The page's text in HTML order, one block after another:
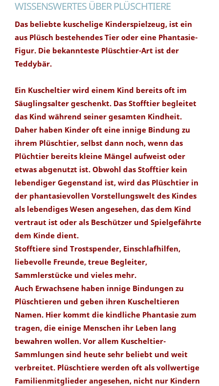
WISSENSWERTES ÜBER PLÜSCHTIERE
Das beliebte kuschelige Kinderspielzeug, ist ein
aus Plüsch bestehendes Tier oder eine Phantasie-
Figur. Die bekannteste Plüschtier-Art ist der
Teddybär.
Ein Kuscheltier wird einem Kind bereits oft im
Säuglingsalter geschenkt. Das Stofftier begleitet
das Kind während seiner gesamten Kindheit.
Daher haben Kinder oft eine innige Bindung zu
ihrem Plüschtier, selbst dann noch, wenn das
Plüchtier bereits kleine Mängel aufweist oder
etwas abgenutzt ist. Obwohl das Stofftier kein
lebendiger Gegenstand ist, wird das Plüschtier in
der phantasievollen Vorstellungswelt des Kindes
als lebendiges Wesen angesehen, das dem Kind
vertraut ist oder als Beschützer und Spielgefährte
dem Kinde dient.
Stofftiere sind Trostspender, Einschlafhilfen,
liebevolle Freunde, treue Begleiter,
Sammlerstücke und vieles mehr.
Auch Erwachsene haben innige Bindungen zu
Plüschtieren und geben ihren Kuscheltieren
Namen. Hier kommt die kindliche Phantasie zum
tragen, die einige Menschen ihr Leben lang
bewahren wollen. Vor allem Kuscheltier-
Sammlungen sind heute sehr beliebt und weit
verbreitet. Plüschtiere werden oft als vollwertige
Familienmitglieder angesehen, nicht nur Kindern